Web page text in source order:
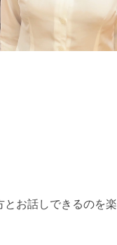
お話しできるのを